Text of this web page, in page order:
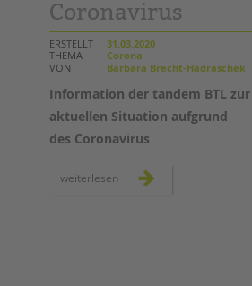
STADTTEILARBEIT
Coronavirus
ERSTELLT
31.03.2020
THEMA
Corona
VON
Barbara Brecht-Hadraschek
Information der tandem BTL zur
aktuellen Situation aufgrund
des Coronavirus
weiterlesen information